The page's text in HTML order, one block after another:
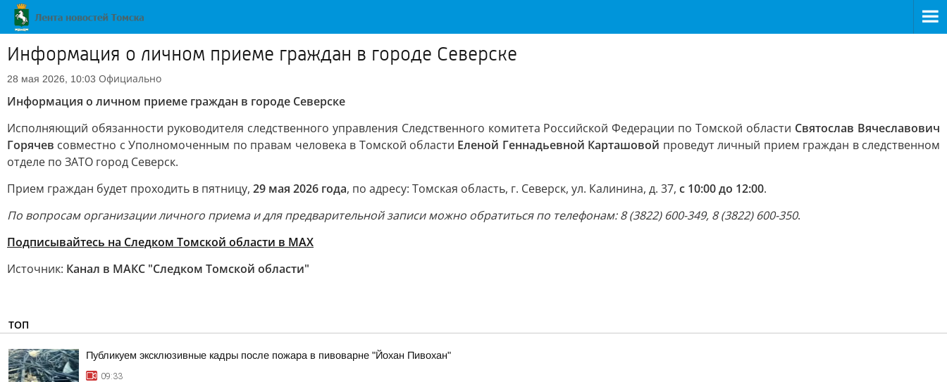
Информация о личном приеме граждан в городе Северске
28 мая 2026, 10:03 Официально
Информация о личном приеме граждан в городе Северске
Исполняющий обязанности руководителя следственного управления Следственного комитета Российской Федерации по Томской области Святослав Вячеславович
Горячев совместно с Уполномоченным по правам человека в Томской области Еленой Геннадьевной Карташовой проведут личный прием граждан в следственном
отделе по ЗАТО город Северск.
Прием граждан будет проходить в пятницу, 29 мая 2026 года, по адресу: Томская область, г. Северск, ул. Калинина, д. 37, с 10:00 до 12:00.
По вопросам организации личного приема и для предварительной записи можно обратиться по телефонам: 8 (3822) 600-349, 8 (3822) 600-350.
Подписывайтесь на Следком Томской области в МАХ
Источник: Канал в МАКС "Следком Томской области"
ТОП
Публикуем эксклюзивные кадры после пожара в пивоварне "Йохан Пивохан"
09:33